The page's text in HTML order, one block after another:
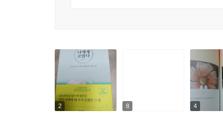
나는 조용히 희망합니다.
우리가 평생 이 무거운 삶의 무게를 지고 혼자 걸어
유유히 혼자 걸어가고 있으면 주위 사람들이 그 무
작은 망치로 바위를 깎아 주기도 하면서 함께할 거
2 8 4